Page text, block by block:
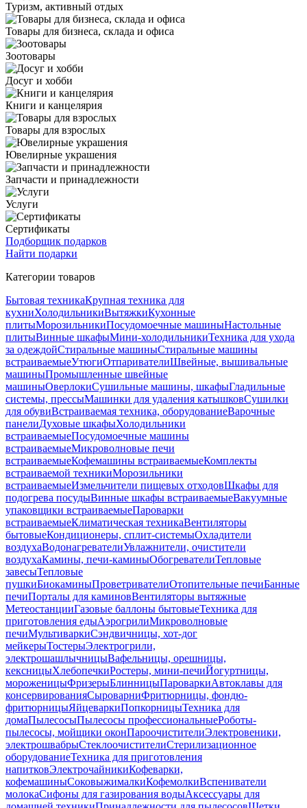
Туризм, активный отдых
Товары для бизнеса, склада и офиса
Зоотовары
Досуг и хобби
Книги и канцелярия
Товары для взрослых
Ювелирные украшения
Запчасти и принадлежности
Услуги
Сертификаты
Подборщик подарков
Найти подарки
Категории товаров
Бытовая техникаКрупная техника для
кухниХолодильникиВытяжкиКухонные
плитыМорозильникиПосудомоечные машиныНастольные
плитыВинные шкафыМини-холодильникиТехника для ухода
за одеждойСтиральные машиныСтиральные машины
встраиваемыеУтюгиОтпаривателиШвейные, вышивальные
машиныПромышленные швейные
машиныОверлокиСушильные машины, шкафыГладильные
системы, прессыМашинки для удаления катышковСушилки
для обувиВстраиваемая техника, оборудованиеВарочные
панелиДуховые шкафыХолодильники
встраиваемыеПосудомоечные машины
встраиваемыеМикроволновые печи
встраиваемыеКофемашины встраиваемыеКомплекты
встраиваемой техникиМорозильники
встраиваемыеИзмельчители пищевых отходовШкафы для
подогрева посудыВинные шкафы встраиваемыеВакуумные
упаковщики встраиваемыеПароварки
встраиваемыеКлиматическая техникаВентиляторы
бытовыеКондиционеры, сплит-системыОхладители
воздухаВодонагревателиУвлажнители, очистители
воздухаКамины, печи-каминыОбогревателиТепловые
завесыТепловые
пушкиБиокаминыПроветривателиОтопительные печиБанные
печиПорталы для каминовВентиляторы вытяжные
МетеостанцииГазовые баллоны бытовыеТехника для
приготовления едыАэрогрилиМикроволновые
печиМультиваркиСэндвичницы, хот-дог
мейкерыТостерыЭлектрогрили,
электрошашлычницыВафельницы, орешницы,
кексницыХлебопечкиРостеры, мини-печиЙогуртницы,
мороженицыФризерыБлинницыПароваркиАвтоклавы для
консервированияСыроварниФритюрницы, фондю-
фритюрницыЯйцеваркиПопкорницыТехника для
домаПылесосыПылесосы профессиональныеРоботы-
пылесосы, мойщики оконПароочистителиЭлектровеники,
электрошвабрыСтеклоочистителиСтерилизационное
оборудованиеТехника для приготовления
напитковЭлектрочайникиКофеварки,
кофемашиныСоковыжималкиКофемолкиВспениватели
молокаСифоны для газирования водыАксессуары для